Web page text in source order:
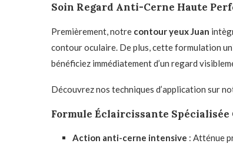
Soin Regard Anti-Cerne Haute
Premièrement, notre contour yeux Juan
contour oculaire. De plus, cette formulation
bénéficiez immédiatement d’un regard
Découvrez nos techniques d’application sur
Formule Éclaircissante
Action anti-cerne intensive : Atténue